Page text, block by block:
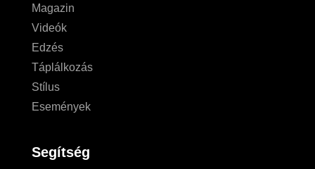
Magazin
Videók
Edzés
Táplálkozás
Stílus
Események
Segítség